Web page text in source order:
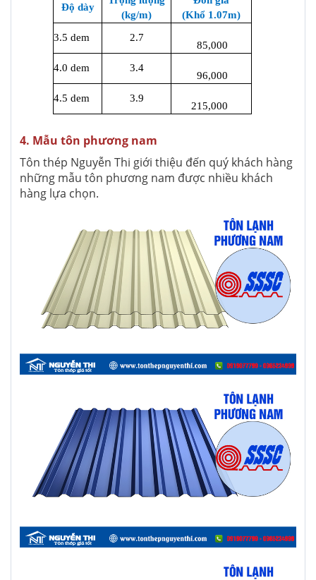
Độ dày
(kg/m)
(Khổ 1.07m)
3.5 dem
2.7
85,000
4.0 dem
3.4
96,000
4.5 dem
3.9
215,000
4. Mẫu tôn phương nam
Tôn thép Nguyễn Thi giới thiệu đến quý khách hàng
những mẫu tôn phương nam được nhiều khách
hàng lựa chọn.